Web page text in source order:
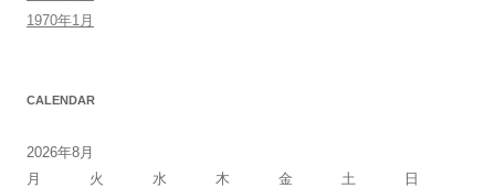
1970年1月
CALENDAR
2026年8月
月
火 水 木 金 土
日